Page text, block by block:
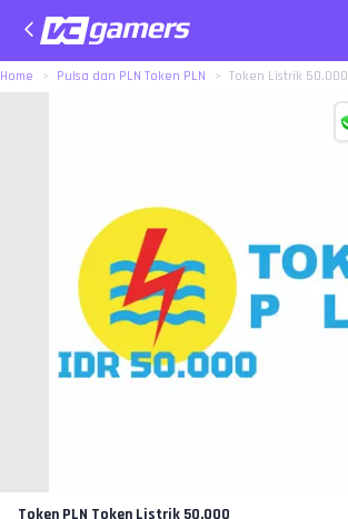
Home Pulsa dan PLN Token PLN Token Listrik 50.000
Token PLN Token Listrik 50.000